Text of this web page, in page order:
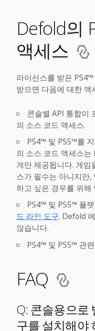
Defold의
액세스
라이선스를 받은
받으면 다음에 대한 액
콘솔별 API 통합이
의 소스 코드 액세스.
PS4™ 및 PS5™를
의 소스 코드 액세스
게만 제공됩니다. 게임
스가 필수는 아니지만
하고 싶은 경우를 위해
PS4™ 및 PS5™ 플
드 라인 도구. Defold
않습니다.
PS4™ 및 PS5™ 관
FAQ
Q: 콘솔용으로
구를 설치해야